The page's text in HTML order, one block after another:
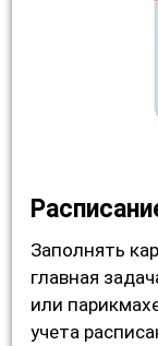
Заполнять
главная
или
учета